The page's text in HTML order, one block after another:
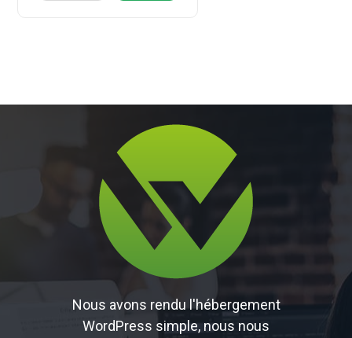
Nous avons rendu l'hébergement
WordPress simple, nous nous